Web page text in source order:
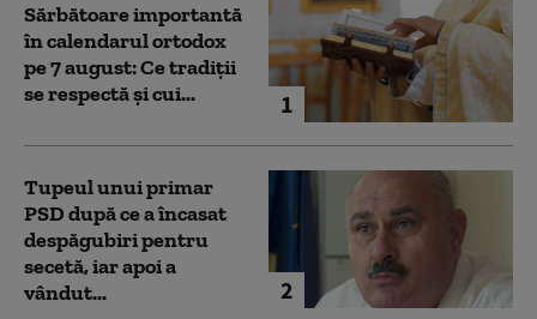
1
Sărbătoare importantă
în calendarul ortodox
pe 7 august: Ce tradiții
se respectă și cui...
2
Tupeul unui primar
PSD după ce a încasat
despăgubiri pentru
secetă, iar apoi a
vândut...